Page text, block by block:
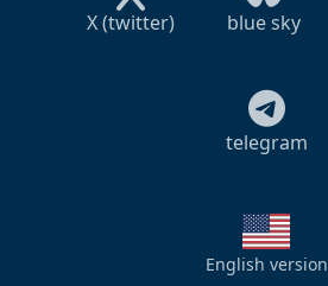
X (twitter) blue sky
telegram
English version